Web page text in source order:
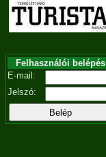
Felhasználói belépés
E-mail:
Jelszó: